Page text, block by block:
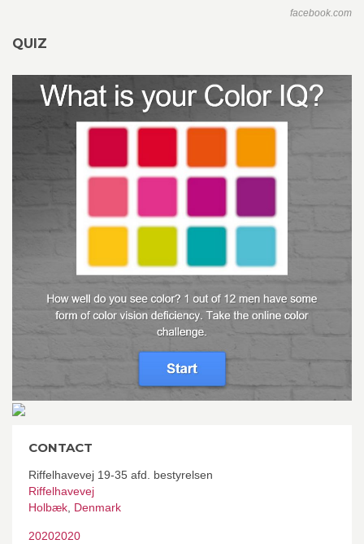
facebook.com
QUIZ
CONTACT
Riffelhavevej 19-35 afd. bestyrelsen
Riffelhavevej
Holbæk Denmark
20202020